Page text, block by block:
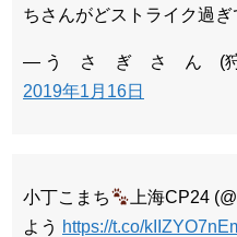
ちさんがどストライク過ぎ
— う さ ぎ さ ん (狩猟
2019年1月16日
小丁こまち
上海CP24
よう https://t.co/